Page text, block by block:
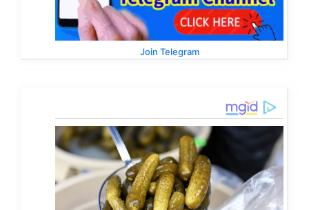
Join Telegram